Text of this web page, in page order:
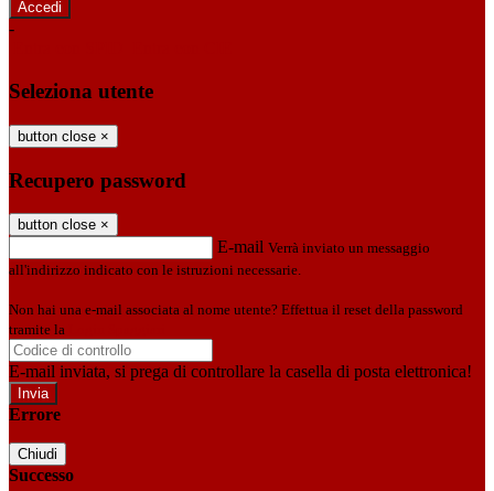
-
Seleziona utente
button close ×
Recupero password
button close ×
E-mail Verrà inviato un messaggio
all'indirizzo indicato con le istruzioni necessarie.
Non hai una e-mail associata al nome utente? Effettua il reset della password
tramite la
E-mail inviata, si prega di controllare la casella di posta elettronica!
Errore
Chiudi
Successo